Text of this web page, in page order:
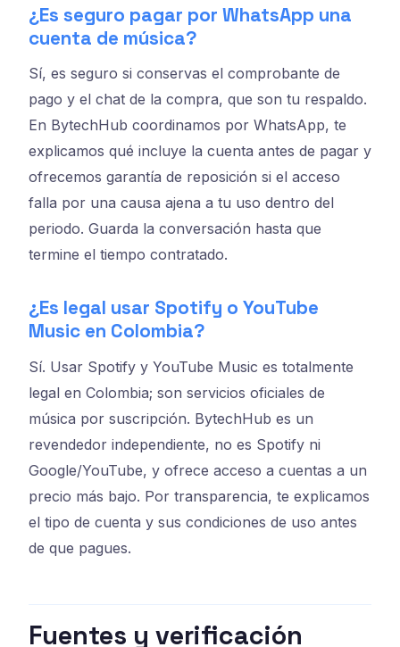
¿Es seguro pagar por WhatsApp una
cuenta de música?
Sí, es seguro si conservas el comprobante de
pago y el chat de la compra, que son tu respaldo.
En BytechHub coordinamos por WhatsApp, te
explicamos qué incluye la cuenta antes de pagar y
ofrecemos garantía de reposición si el acceso
falla por una causa ajena a tu uso dentro del
periodo. Guarda la conversación hasta que
termine el tiempo contratado.
¿Es legal usar Spotify o YouTube
Music en Colombia?
Sí. Usar Spotify y YouTube Music es totalmente
legal en Colombia; son servicios oficiales de
música por suscripción. BytechHub es un
revendedor independiente, no es Spotify ni
Google/YouTube, y ofrece acceso a cuentas a un
precio más bajo. Por transparencia, te explicamos
el tipo de cuenta y sus condiciones de uso antes
de que pagues.
Fuentes y verificación